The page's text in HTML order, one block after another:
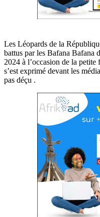
Les Léopards de la
battus par les Bafana Bafana
2024 à l’occasion de la
s’est exprimé devant les
pas déçu .